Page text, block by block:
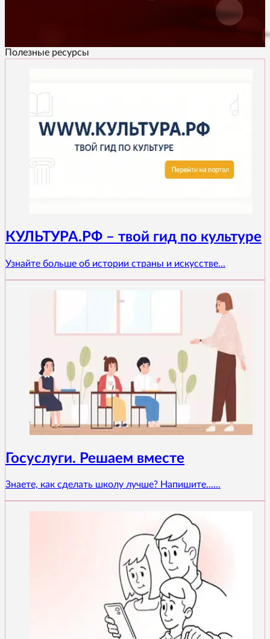
Полезные ресурсы
КУЛЬТУРА.РФ – твой гид по культуре
Узнайте больше об истории страны и искусстве...
Госуслуги. Решаем вместе
Знаете, как сделать школу лучше? Напишите......